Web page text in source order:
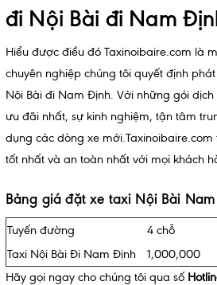
đi Nội Bài đi Nam
Hiểu được điều đó Taxinoibaire.com là
chuyên nghiệp chúng tôi quyết định
Nội Bài đi Nam Định. Với những gói
ưu đãi nhất, sự kinh nghiệm, tận tâm
dụng các dòng xe
tốt nhất và an toàn nhất với mọi khách
Bảng giá đặt xe taxi Nội Bài
Tuyến đường 4 chỗ
Taxi Nội Bài Đi Nam Định
1,000,000
Hãy gọi ngay cho chúng tôi qua số